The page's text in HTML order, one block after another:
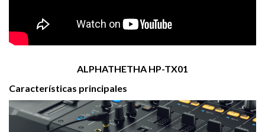
ALPHATHETHA HP-TX01
Características principales